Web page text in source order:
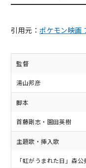
引用元：ポケモン映画
監督
湯山邦彦
脚本
首藤剛志・園田英樹
主題歌・挿入歌
「虹がうまれた日」森公